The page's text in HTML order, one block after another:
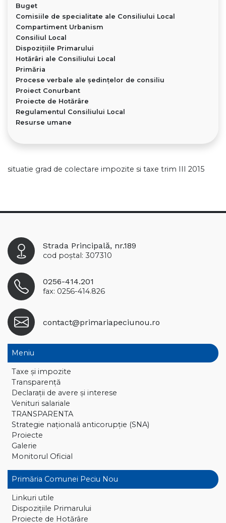
Buget
Comisiile de specialitate ale Consiliului Local
Compartiment Urbanism
Consiliul Local
Dispoziţiile Primarului
Hotărâri ale Consiliului Local
Primăria
Procese verbale ale ședințelor de consiliu
Proiect Conurbant
Proiecte de Hotărâre
Regulamentul Consiliului Local
Resurse umane
situatie grad de colectare impozite si taxe trim III 2015
Strada Principală, nr.189
cod poștal: 307310
0256-414.201
fax: 0256-414.826
contact@primariapeciunou.ro
Meniu
Taxe și impozite
Transparență
Declaraţii de avere și interese
Venituri salariale
TRANSPARENTA
Strategie națională anticorupție (SNA)
Proiecte
Galerie
Monitorul Oficial
Primăria Comunei Peciu Nou
Linkuri utile
Dispoziţiile Primarului
Proiecte de Hotărâre